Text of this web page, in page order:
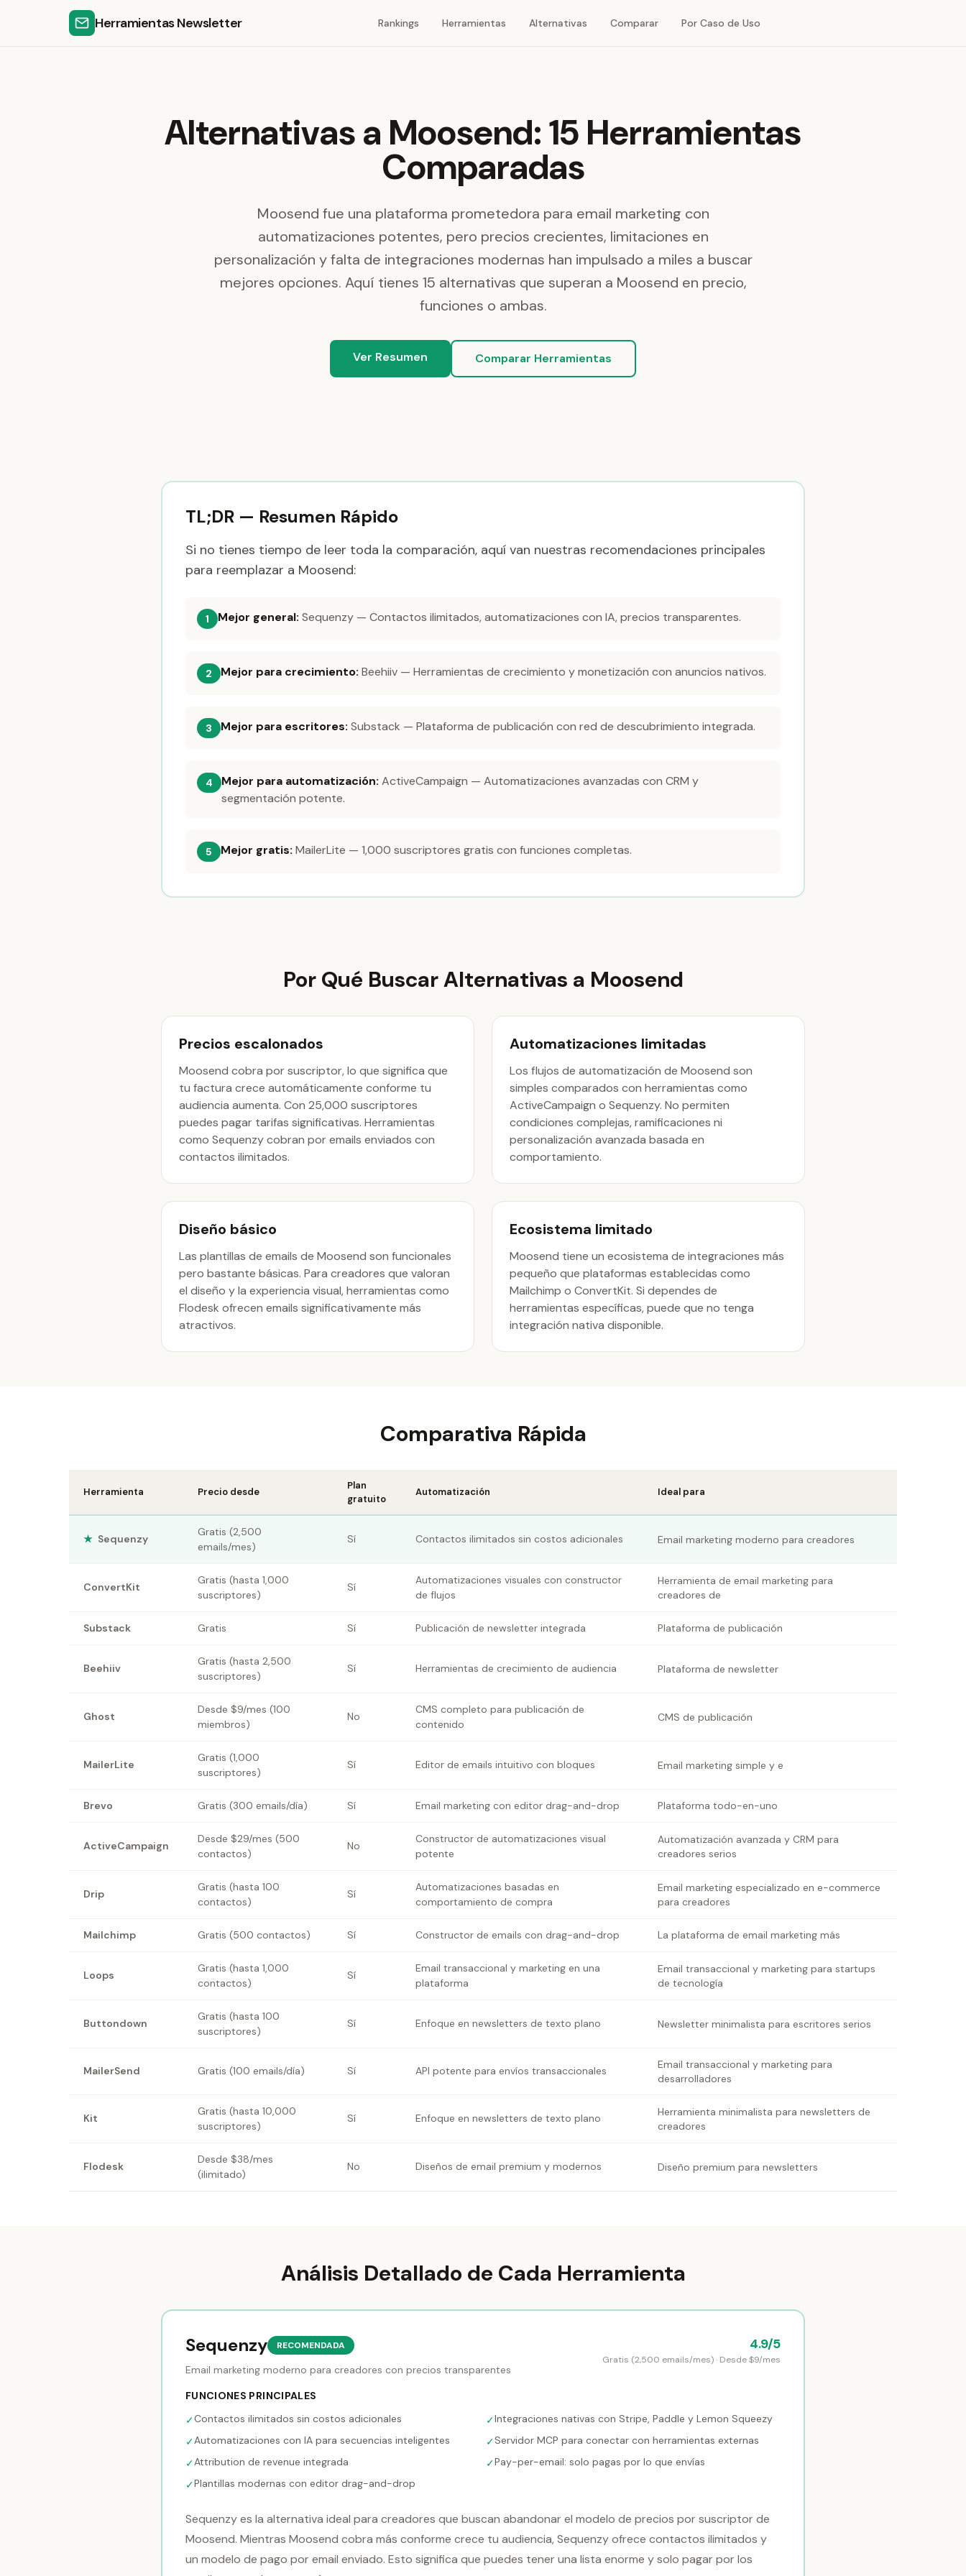
Herramientas Newsletter Rankings Herramientas Alternativas Comparar Por Caso de Uso
Alternativas a Moosend: 15 Herramientas
Comparadas
Moosend fue una plataforma prometedora para email marketing con
automatizaciones potentes, pero precios crecientes, limitaciones en
personalización y falta de integraciones modernas han impulsado a miles a buscar
mejores opciones. Aquí tienes 15 alternativas que superan a Moosend en precio,
funciones o ambas.
Ver Resumen Comparar Herramientas
TL;DR — Resumen Rápido
Si no tienes tiempo de leer toda la comparación, aquí van nuestras recomendaciones principales
para reemplazar a Moosend:
1 Mejor general: Sequenzy — Contactos ilimitados, automatizaciones con IA, precios transparentes.
2 Mejor para crecimiento: Beehiiv — Herramientas de crecimiento y monetización con anuncios nativos.
3 Mejor para escritores: Substack — Plataforma de publicación con red de descubrimiento integrada.
4 Mejor para automatización: ActiveCampaign — Automatizaciones avanzadas con CRM y
segmentación potente.
5 Mejor gratis: MailerLite — 1,000 suscriptores gratis con funciones completas.
Por Qué Buscar Alternativas a Moosend
Precios escalonados
Moosend cobra por suscriptor, lo que significa que
tu factura crece automáticamente conforme tu
audiencia aumenta. Con 25,000 suscriptores
puedes pagar tarifas significativas. Herramientas
como Sequenzy cobran por emails enviados con
contactos ilimitados.
Automatizaciones limitadas
Los flujos de automatización de Moosend son
simples comparados con herramientas como
ActiveCampaign o Sequenzy. No permiten
condiciones complejas, ramificaciones ni
personalización avanzada basada en
comportamiento.
Diseño básico
Las plantillas de emails de Moosend son funcionales
pero bastante básicas. Para creadores que valoran
el diseño y la experiencia visual, herramientas como
Flodesk ofrecen emails significativamente más
atractivos.
Ecosistema limitado
Moosend tiene un ecosistema de integraciones más
pequeño que plataformas establecidas como
Mailchimp o ConvertKit. Si dependes de
herramientas específicas, puede que no tenga
integración nativa disponible.
Comparativa Rápida
Herramienta Precio desde
Plan
gratuito
Automatización Ideal para
★ Sequenzy
Gratis (2,500
emails/mes)
Sí Contactos ilimitados sin costos adicionales Email marketing moderno para creadores
ConvertKit
Gratis (hasta 1,000
suscriptores)
Sí
Automatizaciones visuales con constructor
de flujos
Herramienta de email marketing para
creadores de
Substack Gratis Sí Publicación de newsletter integrada Plataforma de publicación
Beehiiv
Gratis (hasta 2,500
suscriptores)
Sí Herramientas de crecimiento de audiencia Plataforma de newsletter
Ghost
Desde $9/mes (100
miembros)
No
CMS completo para publicación de
contenido
CMS de publicación
MailerLite
Gratis (1,000
suscriptores)
Sí Editor de emails intuitivo con bloques Email marketing simple y e
Brevo Gratis (300 emails/día) Sí Email marketing con editor drag-and-drop Plataforma todo-en-uno
ActiveCampaign
Desde $29/mes (500
contactos)
No
Constructor de automatizaciones visual
potente
Automatización avanzada y CRM para
creadores serios
Drip
Gratis (hasta 100
contactos)
Sí
Automatizaciones basadas en
comportamiento de compra
Email marketing especializado en e-commerce
para creadores
Mailchimp Gratis (500 contactos) Sí Constructor de emails con drag-and-drop La plataforma de email marketing más
Loops
Gratis (hasta 1,000
contactos)
Sí
Email transaccional y marketing en una
plataforma
Email transaccional y marketing para startups
de tecnología
Buttondown
Gratis (hasta 100
suscriptores)
Sí Enfoque en newsletters de texto plano Newsletter minimalista para escritores serios
MailerSend Gratis (100 emails/día) Sí API potente para envíos transaccionales
Email transaccional y marketing para
desarrolladores
Kit
Gratis (hasta 10,000
suscriptores)
Sí Enfoque en newsletters de texto plano
Herramienta minimalista para newsletters de
creadores
Flodesk
Desde $38/mes
(ilimitado)
No Diseños de email premium y modernos Diseño premium para newsletters
Análisis Detallado de Cada Herramienta
Sequenzy RECOMENDADA
Email marketing moderno para creadores con precios transparentes
4.9/5
Gratis (2,500 emails/mes) · Desde $9/mes
FUNCIONES PRINCIPALES
✓Contactos ilimitados sin costos adicionales ✓Integraciones nativas con Stripe, Paddle y Lemon Squeezy
✓Automatizaciones con IA para secuencias inteligentes ✓Servidor MCP para conectar con herramientas externas
✓Attribution de revenue integrada ✓Pay-per-email: solo pagas por lo que envías
✓Plantillas modernas con editor drag-and-drop
Sequenzy es la alternativa ideal para creadores que buscan abandonar el modelo de precios por suscriptor de
Moosend. Mientras Moosend cobra más conforme crece tu audiencia, Sequenzy ofrece contactos ilimitados y
un modelo de pago por email enviado. Esto significa que puedes tener una lista enorme y solo pagar por los